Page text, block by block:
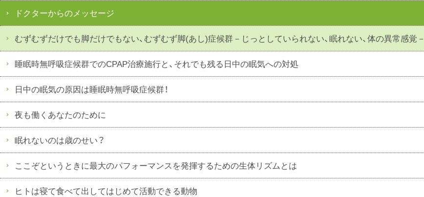
ドクターからのメッセージ
むずむずだけでも脚だけでもない、むずむず脚(あし)症候群－じっとしていられない、眠れない、体の異常感覚－
睡眠時無呼吸症候群でのCPAP治療施行と、それでも残る日中の眠気への対処
日中の眠気の原因は睡眠時無呼吸症候群！
夜も働くあなたのために
眠れないのは歳のせい？
ここぞというときに最大のパフォーマンスを発揮するための生体リズムとは
ヒトは寝て食べて出してはじめて活動できる動物